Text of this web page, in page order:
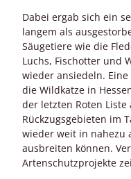
Dabei ergab sich ein
langem als
Säugetiere wie die
Luchs, Fischotter und
wieder ansiedeln.
die Wildkatze in
der letzten Roten
Rückzugsgebieten im
wieder weit in nahezu
ausbreiten können.
Artenschutzprojekte